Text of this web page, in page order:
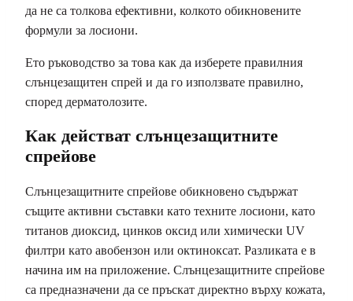
да не са толкова ефективни, колкото обикновените
формули за лосиони.
Ето ръководство за това как да изберете правилния
слънцезащитен спрей и да го използвате правилно,
според дерматолозите.
Как действат слънцезащитните
спрейове
Слънцезащитните спрейове обикновено съдържат
същите активни съставки като техните лосиони, като
титанов диоксид, цинков оксид или химически UV
филтри като авобензон или октиноксат. Разликата е в
начина им на приложение. Слънцезащитните спрейове
са предназначени да се пръскат директно върху кожата,